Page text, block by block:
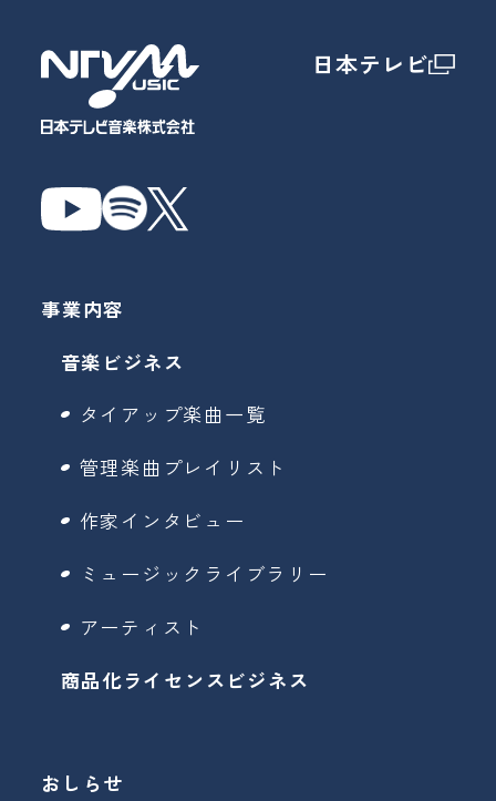
日本テレビ
事業内容
音楽ビジネス
タイアップ楽曲一覧
管理楽曲プレイリスト
作家インタビュー
ミュージックライブラリー
アーティスト
商品化ライセンスビジネス
おしらせ